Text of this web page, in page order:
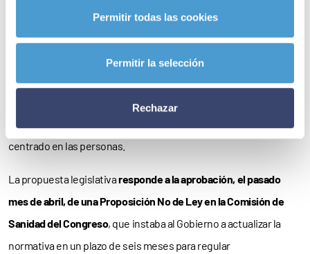
Permitir todas las cookies
Permitir la selección
Rechazar
recursos para la formación institucional de las organizaciones de
pacientes, en condiciones similares a las que ya disfrutan otras
entidades del Tercer Sector reguladas desde 2015. El objetivo es
que estas asociaciones cuenten con las herramientas
necesarias para ejercer su labor de forma eficaz y contribuir
activamente a un sistema sanitario más justo, equitativo y
centrado en las personas.
La propuesta legislativaresponde a la aprobación, el pasado
mes de abril, de una Proposición No de Ley en la Comisión de
Sanidad del Congreso, que instaba al Gobierno a actualizar la
normativa en un plazo de seis meses para regular